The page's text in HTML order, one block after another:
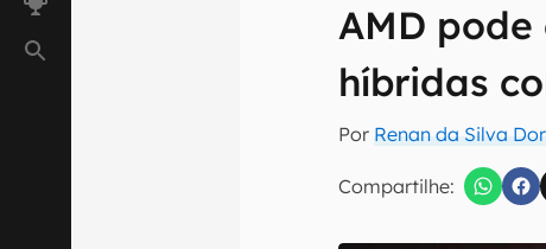
AMD pode
híbridas
Por Renan da Silva
Compartilhe:
Seu
Assine a